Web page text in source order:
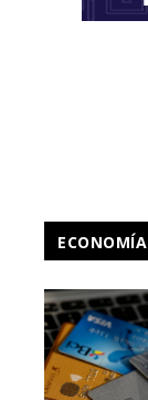
ECONOMÍA